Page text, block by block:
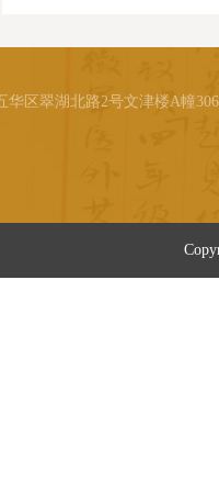
区翠湖北路2号文津楼A幢